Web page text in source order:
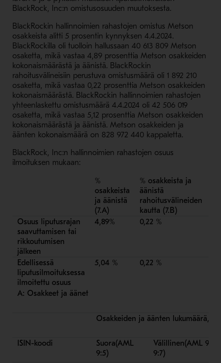
BlackRock, Inc:n omistusosuuden muutoksesta.
BlackRockin hallinnoimien rahastojen omistus Metson
osakkeista alitti 5 prosentin kynnyksen 4.4.2024.
BlackRockilla oli tuolloin hallussaan 40 613 809 Metson
osaketta, mikä vastaa 4,89 prosenttia Metson osakkeiden
kokonaismäärästä ja äänistä. BlackRockin
rahoitusvälineisiin perustuva omistusmäärä oli 1 892 210
osaketta, mikä vastaa 0,22 prosenttia Metson osakkeiden
kokonaismäärästä. BlackRockin hallinnoimien rahastojen
yhteenlaskettu omistusmäärä 4.4.2024 oli 42 506 019
osaketta, mikä vastaa 5,12 prosenttia Metson osakkeiden
kokonaismäärästä ja äänistä. Metson osakkeiden ja
äänten kokonaismäärä on 828 972 440 kappaletta.
BlackRock, Inc:n hallinnoimien rahastojen osuus
ilmoituksen mukaan:
%
osakkeista
ja äänistä
(7.A)
% osakkeista ja
äänistä
rahoitusvälineiden
kautta (7.B)
Osuus liputusrajan
saavuttamisen tai
rikkoutumisen
jälkeen
4,89% 0,22 %
Edellisessä
liputusilmoituksessa
ilmoitettu osuus
5,04 % 0,22 %
A: Osakkeet ja äänet
Osakkeiden ja äänten lukumäärä,
ISIN-koodi Suora(AML
9:5)
Välillinen(AML 9:6
9:7)